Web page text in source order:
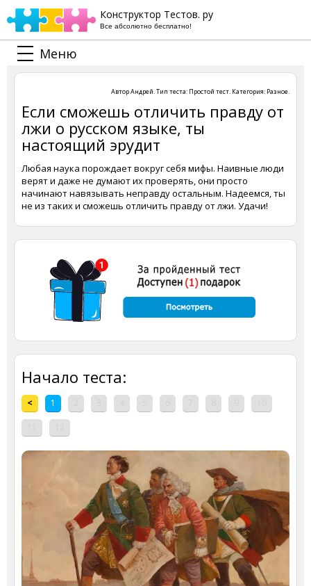
Конструктор Тестов. ру
Все абсолютно бесплатно!
Меню
АвторАндрей. Тип теста: Простой тест. Категория: Разное.
Если сможешь отличить правду от
лжи о русском языке, ты
настоящий эрудит
Любая наука порождает вокруг себя мифы. Наивные люди
верят и даже не думают их проверять, они просто
начинают навязывать неправду остальным. Надеемся, ты
не из таких и сможешь отличить правду от лжи. Удачи!
Начало теста:
< 1